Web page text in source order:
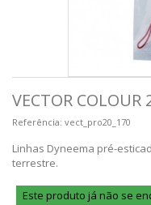
VECTOR COLOUR
Referência: vect_pro20_170
Linhas Dyneema pré-
terrestre.
Este produto já não se